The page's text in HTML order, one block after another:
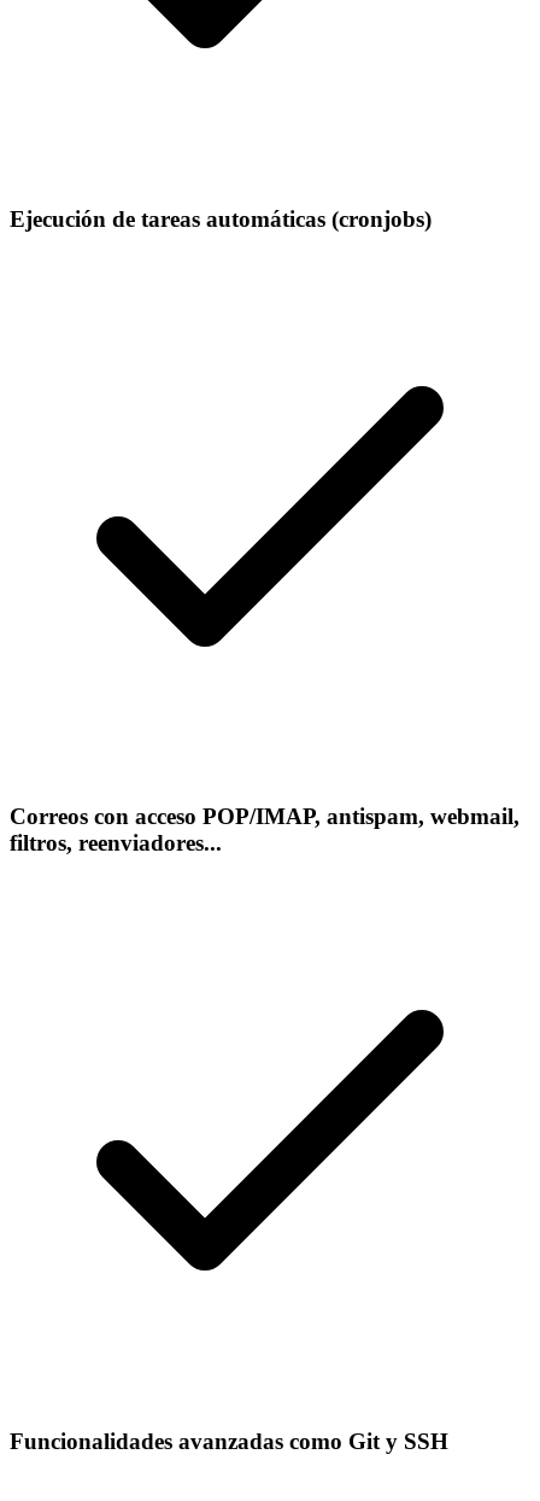
Ejecución de tareas automáticas (cronjobs)
Correos con acceso POP/IMAP, antispam, webmail,
filtros, reenviadores...
Funcionalidades avanzadas como Git y SSH